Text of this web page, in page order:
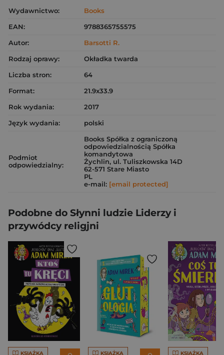
Wydawnictwo:
Books
EAN:
9788365755575
Autor:
Barsotti R.
Rodzaj oprawy:
Okładka twarda
Liczba stron:
64
Format:
21.9x33.9
Rok wydania:
2017
Język wydania:
polski
Podmiot
odpowiedzialny:
Books Spółka z ograniczoną
odpowiedzialnością Spółka
komandytowa
Żychlin, ul. Tuliszkowska 14D
62-571 Stare Miasto
PL
e-mail: [email protected]
Podobne do Słynni ludzie Liderzy i
przywódcy religjni
KSIĄŻKA KSIĄŻKA KSIĄŻKA